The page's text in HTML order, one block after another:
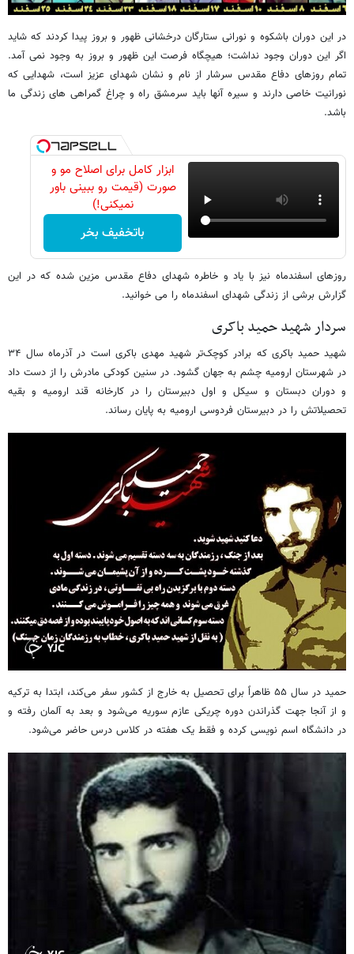
در این دوران باشکوه و نورانی ستارگان درخشانی ظهور و بروز پیدا کردند که شاید
اگر این دوران وجود نداشت؛ هیچگاه فرصت این ظهور و بروز به وجود نمی آمد.
تمام روزهای دفاع مقدس سرشار از نام و نشان شهدای عزیز است، شهدایی که
نورانیت خاصی دارند و سیره آنها باید سرمشق راه و چراغ گمراهی های زندگی ما
باشد.
ابزار کامل برای اصلاح مو و
صورت (قیمت رو ببینی باور
نمیکنی!)
باتخفیف بخر
روزهای اسفندماه نیز با یاد و خاطره شهدای دفاع مقدس مزین شده که در این
گزارش برشی از زندگی شهدای اسفندماه را می خوانید.
سردار شهید حمید باکری
شهید حمید باکری که برادر کوچک‌تر شهید مهدی باکری است در آذرماه سال ۳۴
در شهرستان ارومیه چشم به جهان گشود. در سنین کودکی مادرش را از دست داد
و دوران دبستان و سیکل و اول دبیرستان را در کارخانه قند ارومیه و بقیه
تحصیلاتش را در دبیرستان فردوسی ارومیه به پایان رساند.
حمید در سال ۵۵ ظاهراً برای تحصیل به خارج از کشور سفر می‌کند، ابتدا به ترکیه
و از آنجا جهت گذراندن دوره چریکی عازم سوریه می‌شود و بعد به آلمان رفته و
در دانشگاه اسم نویسی کرده و فقط یک هفته در کلاس درس حاضر می‌شود.